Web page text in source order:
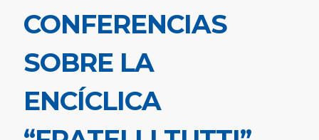
CONFERENCIAS
SOBRE LA
ENCÍCLICA